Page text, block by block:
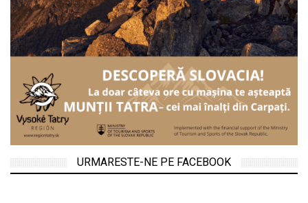
URMARESTE-NE PE FACEBOOK